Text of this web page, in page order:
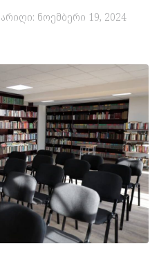
ნოემბერი 19, 2024